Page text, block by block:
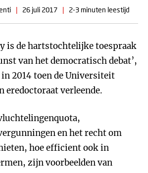
| 26 juli 2017 | 2-3 minuten leestijd
is de hartstochtelijke toespraak
van het democratisch debat’,
in 2014 toen de Universiteit
eredoctoraat verleende.
en het recht om
hoe efficient ook in
zijn voorbeelden van